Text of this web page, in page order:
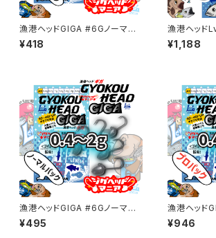
漁港ヘッドGIGA #6Gノーマル
パック 2.5～3g【JigHead Ma
nia】
¥418
漁港ヘッド
各サイズ【
¥1,188
漁港ヘッドGIGA #6Gノーマル
パック0.4～2g【JigHead Man
ia】
¥495
漁港ヘッド
ク 0.4～2g
a】
¥946